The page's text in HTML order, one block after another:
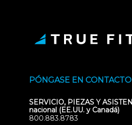
PÓNGASE EN
SERVICIO, PIEZAS Y
nacional (EE.UU. y Canadá)
800.883.8783